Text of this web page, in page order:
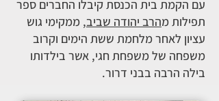
עם הקמת בית הכנסת קיבלו החברים ספר
תפילות מהרב יהודה שביב, ממקימי גוש
עציון לאחר מלחמת ששת הימים וקרוב
משפחה של משפחת חגי, אשר בילדותו
בילה הרבה בבני דרור.